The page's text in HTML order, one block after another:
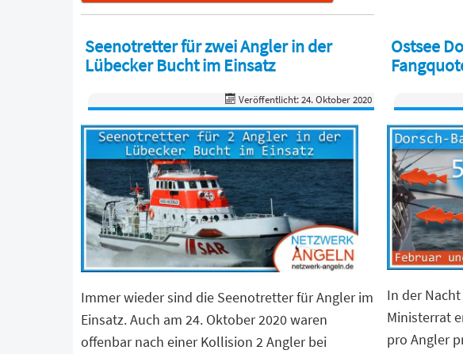
Seenotretter für zwei Angler in der
Lübecker Bucht im Einsatz
Veröffentlicht: 24. Oktober 2020
Immer wieder sind die Seenotretter für Angler im
Einsatz. Auch am 24. Oktober 2020 waren
offenbar nach einer Kollision 2 Angler bei
Ostsee
In der
Ministerrat
pro Angler